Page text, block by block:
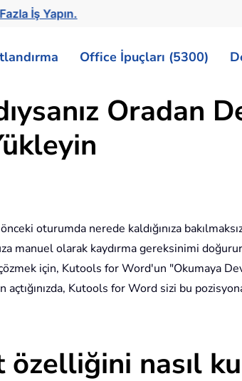
İş Yapın.
Office İpuçları (5300)
Oradan
oturumda nerede kaldığınıza
manuel olarak kaydırma gereksinimi
için, Kutools for Word'un "Okumaya
Kutools for Word sizi bu pozisyona
nasıl